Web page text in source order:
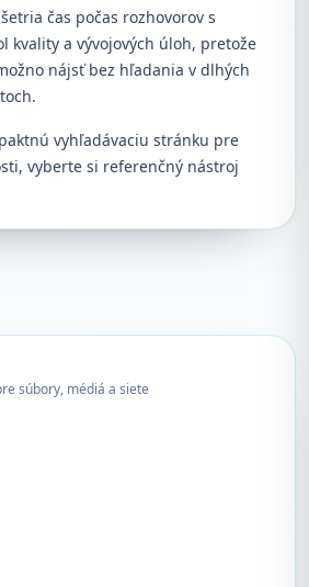
čas počas rozhovorov s
kvality a vývojových úloh, pretože
nájsť bez hľadania v dlhých
vyhľadávaciu stránku pre
vyberte si referenčný nástroj
súbory, médiá a siete